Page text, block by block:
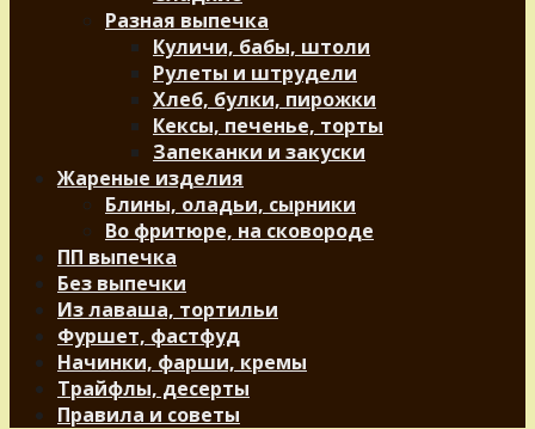
Разная выпечка
Куличи, бабы, штоли
Рулеты и штрудели
Хлеб, булки, пирожки
Кексы, печенье, торты
Запеканки и закуски
Жареные изделия
Блины, оладьи, сырники
Во фритюре, на сковороде
ПП выпечка
Без выпечки
Из лаваша, тортильи
Фуршет, фастфуд
Начинки, фарши, кремы
Трайфлы, десерты
Правила и советы